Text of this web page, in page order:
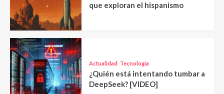
que exploran el hispanismo
Actualidad Tecnología
¿Quién está intentando tumbar a
DeepSeek? [VIDEO]